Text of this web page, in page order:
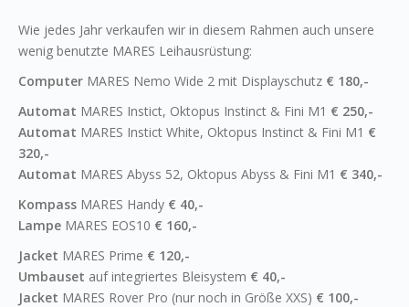
Wie jedes Jahr verkaufen wir in diesem Rahmen auch unsere
wenig benutzte MARES Leihausrüstung:
Computer MARES Nemo Wide 2 mit Displayschutz € 180,-
Automat MARES Instict, Oktopus Instinct & Fini M1 € 250,-
Automat MARES Instict White, Oktopus Instinct & Fini M1 €
320,-
Automat MARES Abyss 52, Oktopus Abyss & Fini M1 € 340,-
Kompass MARES Handy € 40,-
Lampe MARES EOS10 € 160,-
Jacket MARES Prime € 120,-
Umbauset auf integriertes Bleisystem € 40,-
Jacket MARES Rover Pro (nur noch in Größe XXS) € 100,-